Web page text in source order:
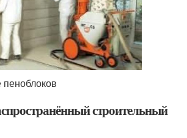
строительный